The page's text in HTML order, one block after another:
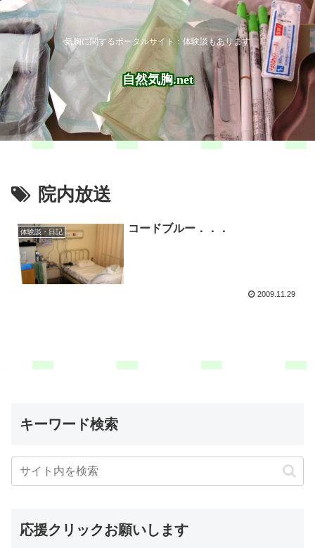
気胸に関するポータルサイト：体験談もあります
自然気胸.net
院内放送
体験談・日記 コードブルー．．．
2009.11.29
キーワード検索
応援クリックお願いします